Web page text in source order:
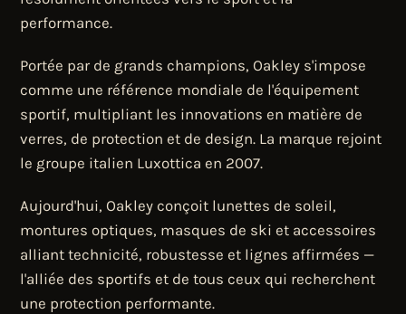
performance.
Portée par de grands champions, Oakley s'impose
comme une référence mondiale de l'équipement
sportif, multipliant les innovations en matière de
verres, de protection et de design. La marque rejoint
le groupe italien Luxottica en 2007.
Aujourd'hui, Oakley conçoit lunettes de soleil,
montures optiques, masques de ski et accessoires
alliant technicité, robustesse et lignes affirmées —
l'alliée des sportifs et de tous ceux qui recherchent
une protection performante.